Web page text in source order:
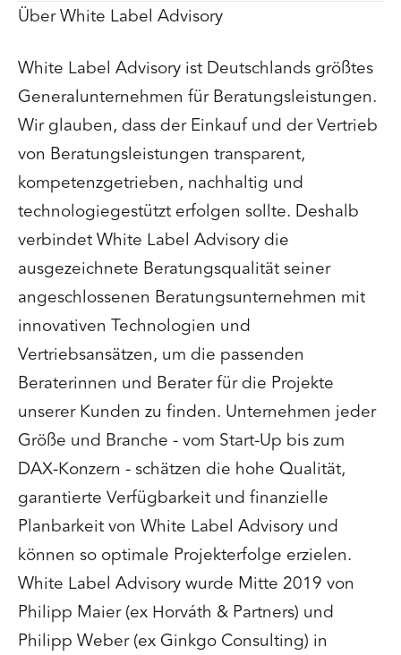
Über White Label Advisory
White Label Advisory ist Deutschlands größtes
Generalunternehmen für Beratungsleistungen.
Wir glauben, dass der Einkauf und der Vertrieb
von Beratungsleistungen transparent,
kompetenzgetrieben, nachhaltig und
technologiegestützt erfolgen sollte. Deshalb
verbindet White Label Advisory die
ausgezeichnete Beratungsqualität seiner
angeschlossenen Beratungsunternehmen mit
innovativen Technologien und
Vertriebsansätzen, um die passenden
Beraterinnen und Berater für die Projekte
unserer Kunden zu finden. Unternehmen jeder
Größe und Branche - vom Start-Up bis zum
DAX-Konzern - schätzen die hohe Qualität,
garantierte Verfügbarkeit und finanzielle
Planbarkeit von White Label Advisory und
können so optimale Projekterfolge erzielen.
White Label Advisory wurde Mitte 2019 von
Philipp Maier (ex Horváth & Partners) und
Philipp Weber (ex Ginkgo Consulting) in